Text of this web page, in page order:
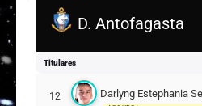
18
20 A Alejandra Ignacia
D. Antofagasta
Titulares
12 Darlyng Estephania